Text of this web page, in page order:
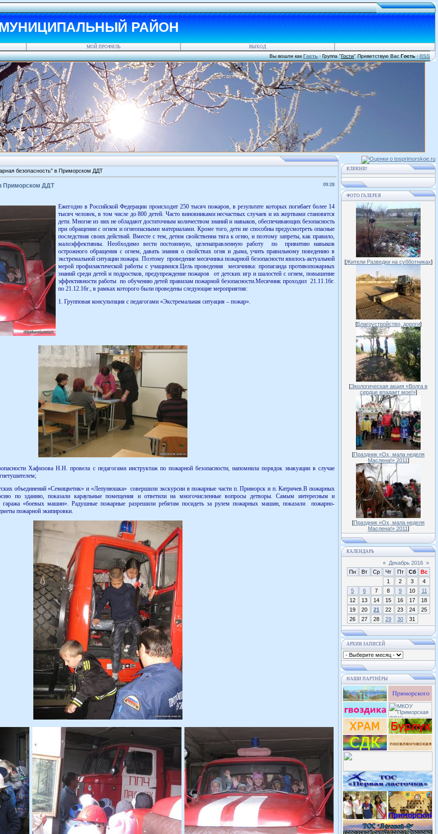
РАЙОН
МОЙ ПРОФИЛЬ ВЫХОД
Вы вошли как Гость·Группа"Гости"Приветствую ВасГость·RSS
безопасность" в Приморском ДДТ
09:28
Приморском ДДТ
Ежегодно в Российской Федерации происходит 250 тысяч пожаров, в результате которых погибает более 14
тысяч человек, в том числе до 800 детей. Часто виновниками несчастных случаев и их жертвами становятся
дети. Многие из них не обладают достаточным количеством знаний и навыков, обеспечивающих безопасность
при обращении с огнем и огнеопасными материалами. Кроме того, дети не способны предусмотреть опасные
последствия своих действий. Вместе с тем, детям свойственна тяга к огню, и поэтому запреты, как правило,
малоэффективны. Необходимо вести постоянную, целенаправленную работу по привитию навыков
острожного обращения с огнем, давать знания о свойствах огня и дыма, учить правильному поведению в
экстремальной ситуации пожара. Поэтому проведение месячника пожарной безопасности явилось актуальной
мерой профилактической работы с учащимися.Цель проведения месячника: пропаганда противопожарных
знаний среди детей и подростков, предупреждение пожаров от детских игр и шалостей с огнем, повышение
эффективности работы по обучению детей правилам пожарной безопасности.Месячник проходил 21.11.16г.
по 21.12.16г., в рамках которого были проведены следующие мероприятия:
1. Групповая консультация с педагогами «Экстремальная ситуация – пожар».
Хафизова Н.Н. провела с педагогами инструктаж по пожарной безопасности, напомнила порядок эвакуации в случае
объединений «Семицветик» и «Лепунюшка» совершили экскурсии в пожарные части п. Приморск и п. Катричев.В пожарных
по зданию, показали караульные помещения и ответили на многочисленные вопросы детворы. Самым интересным и
гаража «боевых машин». Радушные пожарные разрешили ребятам посидеть за рулем пожарных машин, показали пожарно-
пожарной экипировки.
КЛИКНИ!
ФОТО ГАЛЕРЕЯ
[Жители Разведки на субботниках]
[Благоустройство, дороги]
[Экологическая акция «Волга в
сердце впадает мое!»]
[Праздник «Ох, мала неделя
Маслена!» 2011]
[Праздник «Ох, мала неделя
Маслена!» 2011]
КАЛЕНДАРЬ
« Декабрь 2016 »
Пн
Вт Ср Чт Пт Сб
Вс
1
2 3
4
5
6 7 8 9 10
11
12
13 14 15 16 17
18
19
20 21 22 23 24
25
26
27 28 29 30 31
АРХИВ ЗАПИСЕЙ
НАШИ ПАРТНЁРЫ